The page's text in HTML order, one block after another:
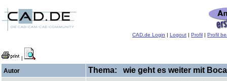
CAD.de Login | Logout | Profil | Profil
|
Autor Thema: wie geht es weiter mit